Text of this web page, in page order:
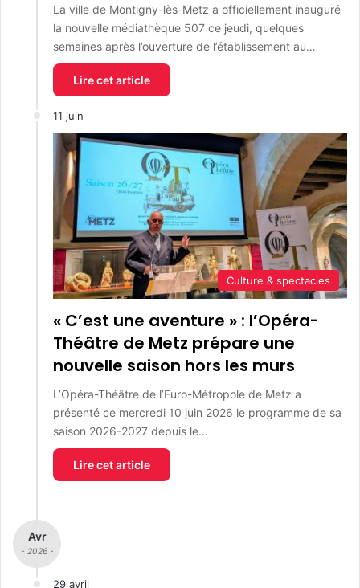
La ville de Montigny-lès-Metz a officiellement inauguré
la nouvelle médiathèque 507 ce jeudi, quelques
semaines après l’ouverture de l’établissement au…
Lire cet article
11 juin
Culture & spectacles
« C’est une aventure » : l’Opéra-
Théâtre de Metz prépare une
nouvelle saison hors les murs
L’Opéra-Théâtre de l’Euro-Métropole de Metz a
présenté ce mercredi 10 juin 2026 le programme de sa
saison 2026-2027 depuis le…
Lire cet article
Avr
- 2026 -
29 avril